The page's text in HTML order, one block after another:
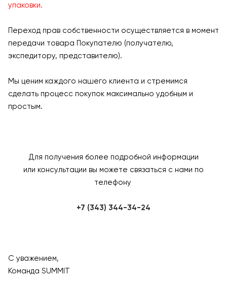
упаковки.
Переход прав собственности осуществляется в момент
передачи товара Покупателю (получателю,
экспедитору, представителю).
Мы ценим каждого нашего клиента и стремимся
сделать процесс покупок максимально удобным и
простым.
Для получения более подробной информации
или консультации вы можете связаться с нами по
телефону
+7 (343) 344-34-24
С уважением,
Команда SUMMIT